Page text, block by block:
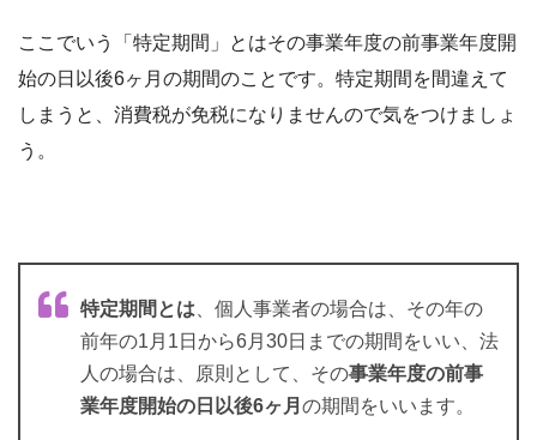
ここでいう「特定期間」とはその事業年度の前事業年度開
始の日以後6ヶ月の期間のことです。特定期間を間違えて
しまうと、消費税が免税になりませんので気をつけましょ
う。
特定期間とは 、個人事業者の場合は、その年の
前年の1月1日から6月30日までの期間をいい、法
人の場合は、原則として、その事業年度の前事
業年度開始の日以後6ヶ月 の期間をいいます。